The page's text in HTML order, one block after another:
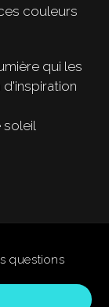
couleurs
soleil
questions